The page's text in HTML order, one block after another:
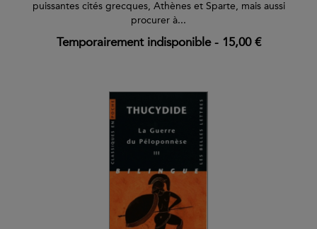
puissantes cités grecques, Athènes et Sparte, mais aussi
procurer à...
Temporairement indisponible- 15,00 €